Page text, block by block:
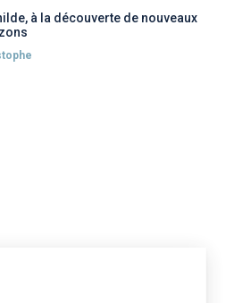
à la découverte de nouveaux